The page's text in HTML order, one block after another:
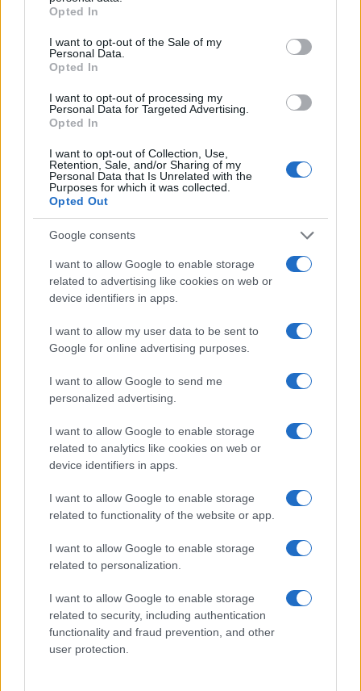
Opted In
I want to opt-out of the Sale of my
Personal Data.
Opted In
I want to opt-out of processing my
Personal Data for Targeted Advertising.
Opted In
I want to opt-out of Collection, Use,
Retention, Sale, and/or Sharing of my
Personal Data that Is Unrelated with the
Purposes for which it was collected.
Opted Out
Google consents
I want to allow Google to enable storage
related to advertising like cookies on web or
device identifiers in apps.
I want to allow my user data to be sent to
Google for online advertising purposes.
I want to allow Google to send me
personalized advertising.
I want to allow Google to enable storage
related to analytics like cookies on web or
device identifiers in apps.
I want to allow Google to enable storage
related to functionality of the website or app.
I want to allow Google to enable storage
related to personalization.
I want to allow Google to enable storage
related to security, including authentication
functionality and fraud prevention, and other
user protection.
Forza Italia siano ancora in piedi.
QuandoGiuseppe Conte
Consiglio, cerca di giustificare il proprio
imbarazzante presente usando il passato
sottolineare che quel ventennio perduto, bruciato,
vanificato, cristallizzato è opera proprio della
sinistra che lo sostiene e che attraverso la
demonizzazione dell’avversario politico
sistematicamente mobilitato la piazza per fermare
ogni pur timida riforma liberale e, in particolare,
reazionario il grande impianto statale-sindacale
della società italiana che appartiene più al
Novecento che al nuovo millennio.
#BONUS VACANZE
#CENTRODESTRA
#GIUSEPPE CONTE
#GOVERNO
#POTERE
#SINISTRA
Pagina
Precedente
PAGINA
SUCCESSIVA
Leggi i commenti